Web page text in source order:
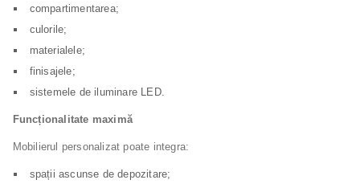
compartimentarea;
culorile;
materialele;
finisajele;
sistemele de iluminare LED.
Funcționalitate maximă
Mobilierul personalizat poate integra:
spații ascunse de depozitare;